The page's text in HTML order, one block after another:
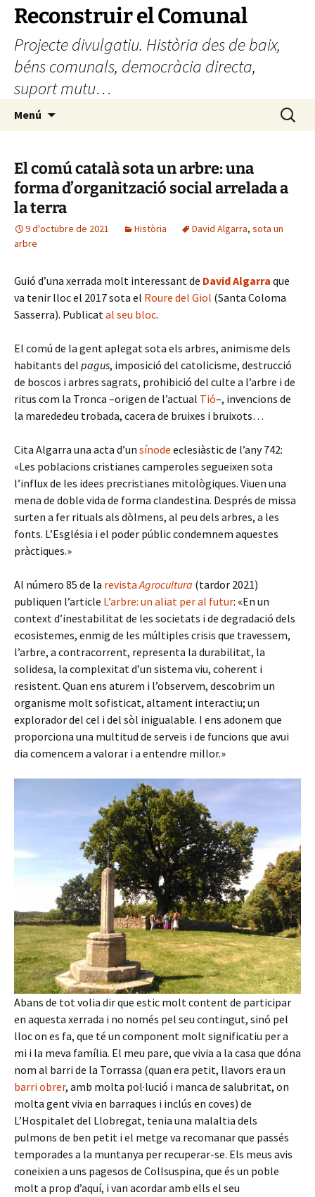
Vés
contingut
Reconstruir el Comunal
Projecte divulgatiu. Història des de baix,
béns comunals, democràcia directa,
suport mutu…
Menú Cerca:
El comú català sota un arbre: una
forma d’organització social arrelada a
la terra
9 d'octubre de 2021 Història David Algarra, sota un
arbre
Guió d’una xerrada molt interessant de David Algarra que
va tenir lloc el 2017 sota el Roure del Giol (Santa Coloma
Sasserra). Publicatal seu bloc.
El comú de la gent aplegat sota els arbres, animisme dels
habitants del pagus, imposició del catolicisme, destrucció
de boscos i arbres sagrats, prohibició del culte a l’arbre i de
ritus com la Tronca –origen de l’actual Tió–, invencions de
la marededeu trobada, cacera de bruixes i bruixots…
Cita Algarra una acta d’un sínode eclesiàstic de l’any 742:
«Les poblacions cristianes camperoles segueixen sota
l’influx de les idees precristianes mitològiques. Viuen una
mena de doble vida de forma clandestina. Després de missa
surten a fer rituals als dòlmens, al peu dels arbres, a les
fonts. L’Església i el poder públic condemnem aquestes
pràctiques.»
Al número 85 de la revistaAgrocultura (tardor 2021)
publiquen l’article L’arbre: un aliat per al futur: «En un
context d’inestabilitat de les societats i de degradació dels
ecosistemes, enmig de les múltiples crisis que travessem,
l’arbre, a contracorrent, representa la durabilitat, la
solidesa, la complexitat d’un sistema viu, coherent i
resistent. Quan ens aturem i l’observem, descobrim un
organisme molt sofisticat, altament interactiu; un
explorador del cel i del sòl inigualable. I ens adonem que
proporciona una multitud de serveis i de funcions que avui
dia comencem a valorar i a entendre millor.»
Abans de tot volia dir que estic molt content de participar
en aquesta xerrada i no només pel seu contingut, sinó pel
lloc on es fa, que té un component molt significatiu per a
mi i la meva família. El meu pare, que vivia a la casa que dóna
nom al barri de la Torrassa (quan era petit, llavors era un
barri obrer, amb molta pol·lució i manca de salubritat, on
molta gent vivia en barraques i inclús en coves) de
L’Hospitalet del Llobregat, tenia una malaltia dels
pulmons de ben petit i el metge va recomanar que passés
temporades a la muntanya per recuperar-se. Els meus avis
coneixien a uns pagesos de Collsuspina, que és un poble
molt a prop d’aquí, i van acordar amb ells el seu